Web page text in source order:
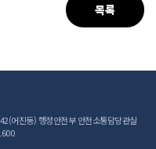
목록
어진동) 행정안전부 안전소통담당관실